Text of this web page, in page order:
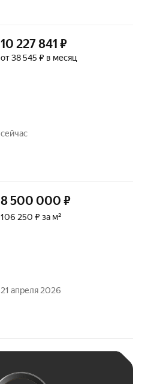
10 227 841 ₽
от 38 545 ₽ в месяц
сейчас
8 500 000 ₽
106 250 ₽ за м²
21 апреля 2026